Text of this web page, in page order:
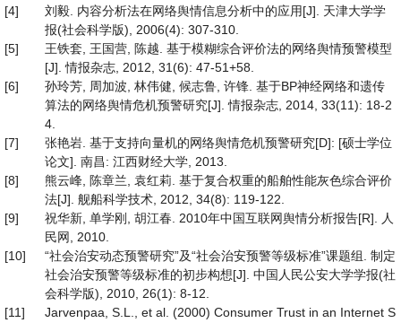
[4]
刘毅. 内容分析法在网络舆情信息分析中的应用[J]. 天津大学学
报(社会科学版), 2006(4): 307-310.
[5]
王铁套, 王国营, 陈越. 基于模糊综合评价法的网络舆情预警模型
[J]. 情报杂志, 2012, 31(6): 47-51+58.
[6]
孙玲芳, 周加波, 林伟健, 候志鲁, 许锋. 基于BP神经网络和遗传
算法的网络舆情危机预警研究[J]. 情报杂志, 2014, 33(11): 18-2
4.
[7]
张艳岩. 基于支持向量机的网络舆情危机预警研究[D]: [硕士学位
论文]. 南昌: 江西财经大学, 2013.
[8]
熊云峰, 陈章兰, 袁红莉. 基于复合权重的船舶性能灰色综合评价
法[J]. 舰船科学技术, 2012, 34(8): 119-122.
[9]
祝华新, 单学刚, 胡江春. 2010年中国互联网舆情分析报告[R]. 人
民网, 2010.
[10]
“社会治安动态预警研究”及“社会治安预警等级标准”课题组. 制定
社会治安预警等级标准的初步构想[J]. 中国人民公安大学学报(社
会科学版), 2010, 26(1): 8-12.
[11]
Jarvenpaa, S.L., et al. (2000) Consumer Trust in an Internet S